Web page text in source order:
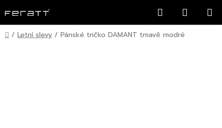
na
obsah
Hledat
KOŠÍK
Domů
/ Letní slevy / Pánské tričko DAMANT tmavě modré